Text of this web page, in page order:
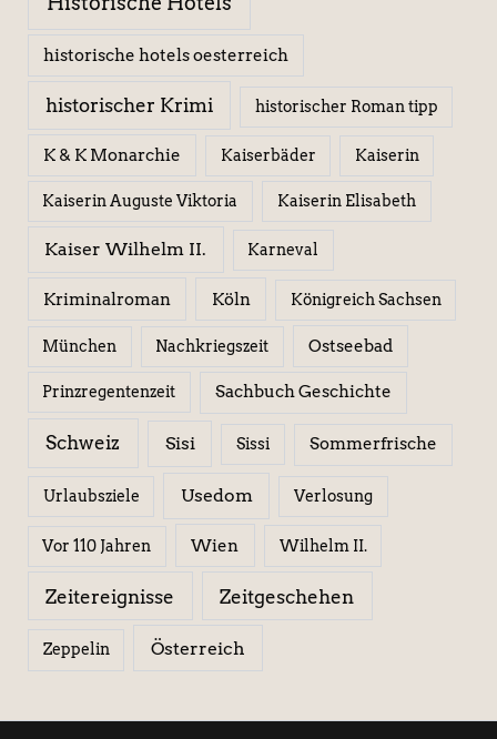
historische hotels oesterreich
historischer Krimi historischer Roman tipp
K & K Monarchie Kaiserbäder Kaiserin
Kaiserin Auguste Viktoria Kaiserin Elisabeth
Kaiser Wilhelm II. Karneval
Kriminalroman Köln Königreich Sachsen
München Nachkriegszeit Ostseebad
Prinzregentenzeit Sachbuch Geschichte
Schweiz Sisi Sissi Sommerfrische
Urlaubsziele Usedom Verlosung
Vor 110 Jahren Wien Wilhelm II.
Zeitereignisse Zeitgeschehen
Zeppelin Österreich